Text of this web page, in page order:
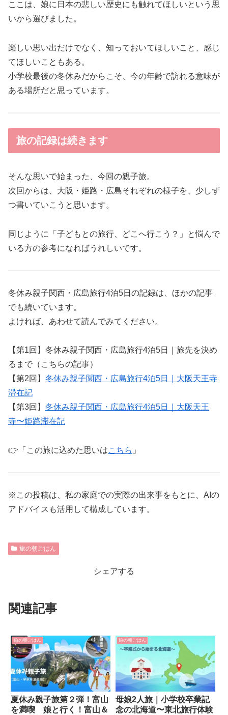
ここは、娘に日本の悲しい歴史にも触れてほしいという思
いから選びました。
楽しい思い出だけでなく、知っておいてほしいこと、感じ
てほしいこともある。
小学校最後の冬休みだからこそ、今の年齢で訪れる意味が
ある場所だと思っています。
旅の記録は続きます
そんな思いで始まった、今回の親子旅。
次回からは、大阪・姫路・広島それぞれの様子を、少しず
つ書いていこうと思います。
同じように「子どもとの旅行、どこへ行こう？」と悩んで
いる方の参考になればうれしいです。
冬休み親子関西・広島旅行4泊5日の記録は、ほかの記事
でも続いています。
よければ、あわせて読んでみてください。
【第1回】冬休み親子関西・広島旅行4泊5日｜旅先を決め
るまで（こちらの記事）
【第2回】 冬休み親子関西・広島旅行4泊5日｜大阪天王寺
滞在記
【第3回】 冬休み親子関西・広島旅行4泊5日｜大阪天王
寺〜姫路滞在記
👉「この旅に込めた思いはこちら 」
※この投稿は、私の家庭での実際の出来事をもとに、AIの
アドバイスも活用して構成しています。
旅の朝ごはん
シェアする
関連記事
旅の朝ごはん
夏休み親子旅第２弾！富山
を満喫 娘と行く！富山＆
旅の朝ごはん
母娘2人旅｜小学校卒業記
念の北海道〜東北旅行体験